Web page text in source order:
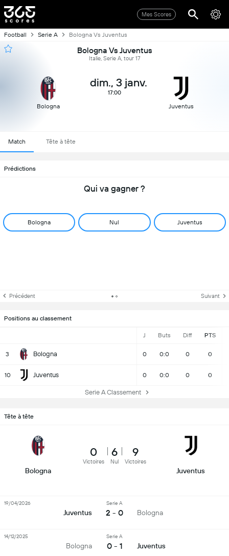
Mes Scores
Football Serie A Bologna Vs Juventus
Bologna Vs Juventus
Italie, Serie A, tour 17
Bologna
dim., 3 janv.
17:00
Juventus
Match Tête à tête
Prédictions
Qui va gagner ?
Bologna Nul Juventus
Précédent Suivant
Positions au classement
J Buts Diff PTS
3 Bologna 0 0:0 0 0
10 Juventus 0 0:0 0 0
Serie A Classement
Tête à tête
Bologna
0
Victoires
6
Nul
9
Victoires
Juventus
Juventus
Serie A
2 - 0 Bologna
19/04/2026
Bologna
Serie A
0 - 1 Juventus
14/12/2025